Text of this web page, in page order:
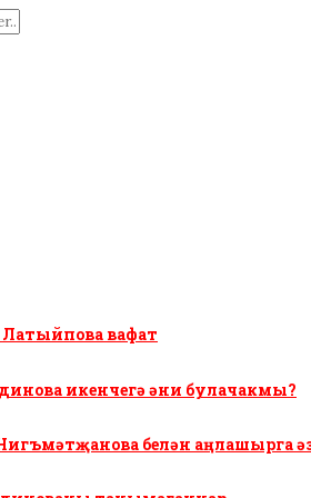
вафат
икенчегә әни булачакмы?
белән аңлашырга